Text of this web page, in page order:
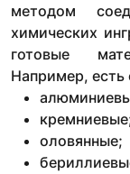
методом
химических
готовые
Например, есть
оловянные;